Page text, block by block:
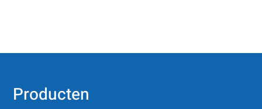
Producten